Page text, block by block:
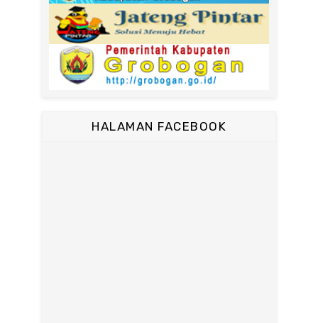
HALAMAN FACEBOOK